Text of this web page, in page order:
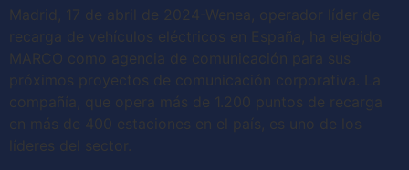
Madrid, 17 de abril de 2024-Wenea, operador líder de
recarga de vehículos eléctricos en España, ha elegido
MARCO como agencia de comunicación para sus
próximos proyectos de comunicación corporativa. La
compañía, que opera más de 1.200 puntos de recarga
en más de 400 estaciones en el país, es uno de los
líderes del sector.